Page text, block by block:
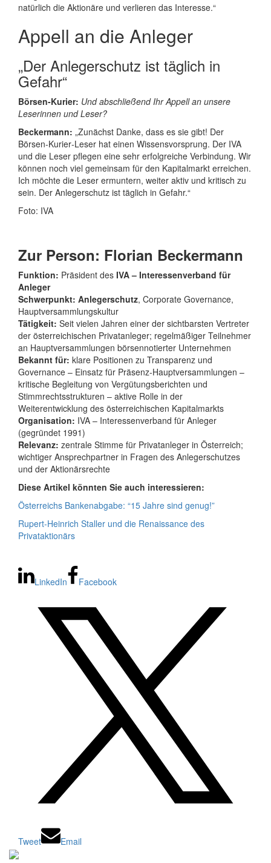
natürlich die Aktionäre und verlieren das Interesse.“
Appell an die Anleger
„Der Anlegerschutz ist täglich in
Gefahr“
Börsen‑Kurier: Und abschließend Ihr Appell an unsere
Leserinnen und Leser?
Beckermann: „Zunächst Danke, dass es sie gibt! Der
Börsen‑Kurier‑Leser hat einen Wissensvorsprung. Der IVA
und die Leser pflegen eine sehr erfolgreiche Verbindung. Wir
können noch viel gemeinsam für den Kapitalmarkt erreichen.
Ich möchte die Leser ermuntern, weiter aktiv und kritisch zu
sein. Der Anlegerschutz ist täglich in Gefahr.“
Foto: IVA
Zur Person: Florian Beckermann
Funktion: Präsident des IVA – Interessenverband für
Anleger
Schwerpunkt: Anlegerschutz, Corporate Governance,
Hauptversammlungskultur
Tätigkeit: Seit vielen Jahren einer der sichtbarsten Vertreter
der österreichischen Privatanleger; regelmäßiger Teilnehmer
an Hauptversammlungen börsennotierter Unternehmen
Bekannt für: klare Positionen zu Transparenz und
Governance – Einsatz für Präsenz‑Hauptversammlungen –
kritische Begleitung von Vergütungsberichten und
Stimmrechtsstrukturen – aktive Rolle in der
Weiterentwicklung des österreichischen Kapitalmarkts
Organisation: IVA – Interessenverband für Anleger
(gegründet 1991)
Relevanz: zentrale Stimme für Privatanleger in Österreich;
wichtiger Ansprechpartner in Fragen des Anlegerschutzes
und der Aktionärsrechte
Diese Artikel könnten Sie auch interessieren:
Österreichs Bankenabgabe: “15 Jahre sind genug!”
Rupert‑Heinrich Staller und die Renaissance des
Privataktionärs
LinkedIn Facebook
Tweet Email